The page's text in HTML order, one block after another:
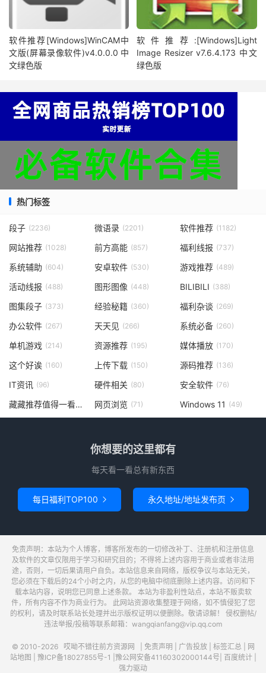
软件推荐[Windows]WinCAM中
文版(屏幕录像软件)v4.0.0.0 中
文绿色版
软件推荐:[Windows]Light
Image Resizer v7.6.4.173 中文
绿色版
热门标签
段子 (2236) 微语录 (2201) 软件推荐 (1182)
网站推荐 (1028) 前方高能 (857) 福利线报 (737)
系统辅助 (604) 安卓软件 (530) 游戏推荐 (489)
活动线报 (488) 图形图像 (448) BILIBILI (388)
图集段子 (373) 经验秘籍 (360) 福利杂谈 (269)
办公软件 (267) 天天见 (266) 系统必备 (260)
单机游戏 (214) 资源推荐 (195) 媒体播放 (170)
这个好诶 (160) 上传下载 (150) 源码推荐 (136)
IT资讯 (96) 硬件相关 (80) 安全软件 (76)
藏藏推荐值得一看 网页浏览 (71) Windows 11 (49)
你想要的这里都有
每天看一看总有新东西
每日福利TOP100  永久地址/地址发布页 
免责声明：本站为个人博客，博客所发布的一切修改补丁、注册机和注册信息
及软件的文章仅限用于学习和研究目的；不得将上述内容用于商业或者非法用
途，否则，一切后果请用户自负。本站信息来自网络，版权争议与本站无关，
您必须在下载后的24个小时之内，从您的电脑中彻底删除上述内容。访问和下
载本站内容，说明您已同意上述条款。 本站为非盈利性站点，本站不贩卖软
件，所有内容不作为商业行为。 此网站资源收集整理于网络，如不慎侵犯了您
的权利，请及时联系站长处理并出示版权证明以便删除。敬请谅解！ 侵权删帖/
违法举报/投稿等联系邮箱：wangqianfang@vip.qq.com
© 2010-2026 哎呦不错往前方资源网 免责声明 广告投放| 标签汇总
网
站地图
豫ICP备18027855号-1 豫公网安备41160302000144号 百度统计|
强力驱动